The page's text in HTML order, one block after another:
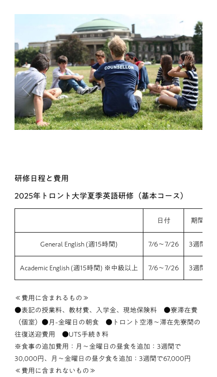
研修日程と費用
2025年トロント大学夏季英語研修（基本コース）
日付 期間
General English (週15時間) 7/6～7/26 3週間
Academic English (週15時間) ※中級以上 7/6～7/26 3週間
≪費用に含まれるもの≫
●表記の授業料、教材費、入学金、現地保険料 ●寮滞在費
（個室）●月-金曜日の朝食 ●トロント空港～滞在先寮間の
往復送迎費用 ●UTS手続き料
※食事の追加費用：月～金曜日の昼食を追加：3週間で
30,000円、月～金曜日の昼夕食を追加：3週間で67,000円
≪費用に含まれないもの≫